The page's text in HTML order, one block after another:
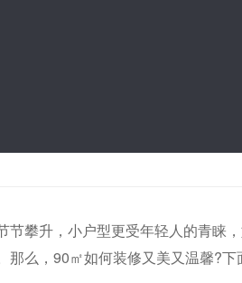
节攀升，小户型更受年轻人的青睐
那么，90㎡如何装修又美又温馨?